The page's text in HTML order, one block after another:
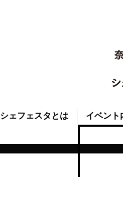
シェフェスタとは イベント